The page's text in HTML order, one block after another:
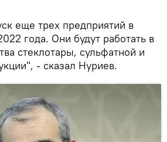
еще трех предприятий в
года. Они будут работать в
стеклотары, сульфатной и
- сказал Нуриев.